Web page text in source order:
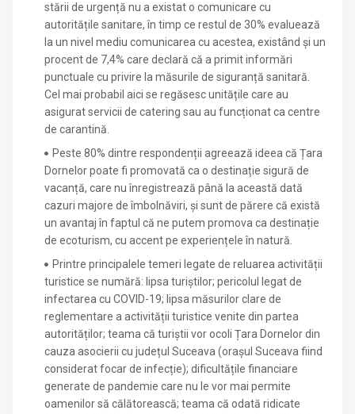
stării de urgență nu a existat o comunicare cu
autoritățile sanitare, în timp ce restul de 30% evaluează
la un nivel mediu comunicarea cu acestea, existând și un
procent de 7,4% care declară că a primit informări
punctuale cu privire la măsurile de siguranță sanitară.
Cel mai probabil aici se regăsesc unitățile care au
asigurat servicii de catering sau au funcționat ca centre
de carantină.
Peste 80% dintre respondenții agreează ideea că Țara
Dornelor poate fi promovată ca o destinație sigură de
vacanță, care nu înregistrează până la această dată
cazuri majore de îmbolnăviri, și sunt de părere că există
un avantaj în faptul că ne putem promova ca destinație
de ecoturism, cu accent pe experiențele în natură.
Printre principalele temeri legate de reluarea activității
turistice se numără: lipsa turiștilor; pericolul legat de
infectarea cu COVID-19; lipsa măsurilor clare de
reglementare a activității turistice venite din partea
autorităților; teama că turiștii vor ocoli Țara Dornelor din
cauza asocierii cu județul Suceava (orașul Suceava fiind
considerat focar de infecție); dificultățile financiare
generate de pandemie care nu le vor mai permite
oamenilor să călătorească; teama că odată ridicate